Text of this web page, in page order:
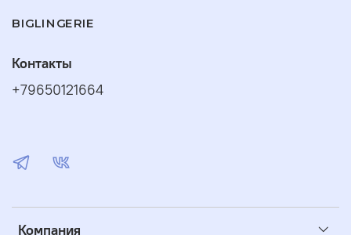
BIGLINGERIE
Компания
Контакты
+79650121664